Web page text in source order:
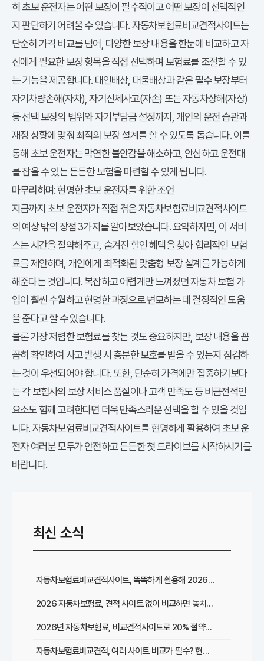
히 초보 운전자는 어떤 보장이 필수적이고 어떤 보장이 선택적인
지 판단하기 어려울 수 있습니다. 자동차보험료비교견적사이트는
단순히 가격 비교를 넘어, 다양한 보장 내용을 한눈에 비교하고 자
신에게 필요한 보장 항목을 직접 선택하며 보험료를 조절할 수 있
는 기능을 제공합니다. 대인배상, 대물배상과 같은 필수 보장부터
자기차량손해(자차), 자기신체사고(자손) 또는 자동차상해(자상)
등 선택 보장의 범위와 자기부담금 설정까지, 개인의 운전 습관과
재정 상황에 맞춰 최적의 보장 설계를 할 수 있도록 돕습니다. 이를
통해 초보 운전자는 막연한 불안감을 해소하고, 안심하고 운전대
를 잡을 수 있는 든든한 보험을 마련할 수 있게 됩니다.
마무리하며: 현명한 초보 운전자를 위한 조언
지금까지 초보 운전자가 직접 겪은 자동차보험료비교견적사이트
의 예상 밖의 장점 3가지를 알아보았습니다. 요약하자면, 이 서비
스는 시간을 절약해주고, 숨겨진 할인 혜택을 찾아 합리적인 보험
료를 제안하며, 개인에게 최적화된 맞춤형 보장 설계를 가능하게
해준다는 것입니다. 복잡하고 어렵게만 느껴졌던 자동차 보험 가
입이 훨씬 수월하고 현명한 과정으로 변모하는 데 결정적인 도움
을 준다고 할 수 있습니다.
물론 가장 저렴한 보험료를 찾는 것도 중요하지만, 보장 내용을 꼼
꼼히 확인하여 사고 발생 시 충분한 보호를 받을 수 있는지 점검하
는 것이 우선되어야 합니다. 또한, 단순히 가격에만 집중하기보다
는 각 보험사의 보상 서비스 품질이나 고객 만족도 등 비금전적인
요소도 함께 고려한다면 더욱 만족스러운 선택을 할 수 있을 것입
니다. 자동차보험료비교견적사이트를 현명하게 활용하여 초보 운
전자 여러분 모두가 안전하고 든든한 첫 드라이브를 시작하시기를
바랍니다.
최신 소식
자동차보험료비교견적사이트, 똑똑하게 활용해 2026년 최저가 찾는 꿀팁
2026 자동차보험료, 견적 사이트 없이 비교하면 놓치는 이것은?
2026년 자동차보험료, 비교견적사이트로 20% 절약한 리얼 경험담
자동차보험료비교견적, 여러 사이트 비교가 필수? 현명한 선택 가이드